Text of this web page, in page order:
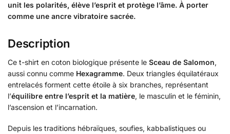
unit les polarités, élève l’esprit et protège l’âme. À porter
comme une ancre vibratoire sacrée.
Description
Ce t-shirt en coton biologique présente le Sceau de Salomon,
aussi connu comme Hexagramme. Deux triangles équilatéraux
entrelacés forment cette étoile à six branches, représentant
l’équilibre entre l’esprit et la matière, le masculin et le féminin,
l’ascension et l’incarnation.
Depuis les traditions hébraïques, soufies, kabbalistiques ou